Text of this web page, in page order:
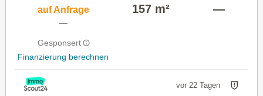
auf Anfrage
—
Gesponsert
Finanzierung berechnen
157 m² —
vor 22 Tagen